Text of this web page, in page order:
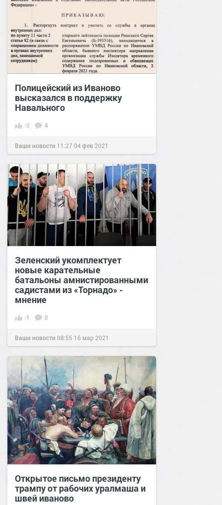
Полицейский из Иваново
высказался в поддержку
Навального
-3 4
Ваши новости 11:27 04 фев 2021
Зеленский укомплектует
новые карательные
батальоны амнистированными
садистами из «Торнадо» -
мнение
-1 0
Ваши новости 08:55 16 мар 2021
Открытое письмо президенту
трампу от рабочих уралмаша и
швей иваново